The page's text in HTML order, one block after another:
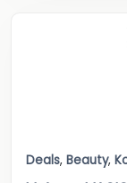
Deals, Beauty,